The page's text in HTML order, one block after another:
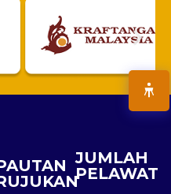
JUMLAH
PELAWAT